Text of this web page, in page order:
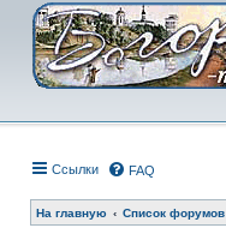
Ссылки FAQ
На главную Список форумов